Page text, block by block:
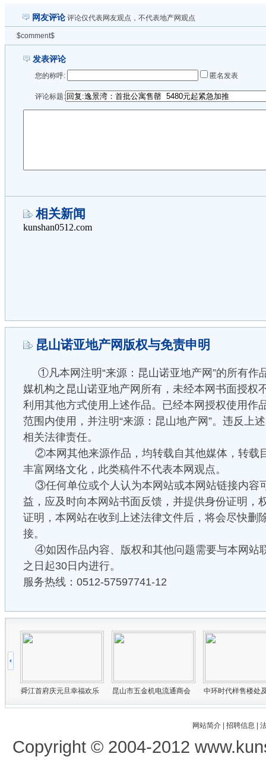
网友评论 评论仅代表网友观点，不代表地产网观点
$comment$
发表评论
您的称呼: 匿名发表
评论标题:
相关新闻
昆山诺亚地产网版权与免责申明
①凡本网注明“来源：昆山诺亚地产网”的所有作
媒机构之昆山诺亚地产网所有，未经本网书面授权
利用其他方式使用上述作品。已经本网授权使用作
范围内使用，并注明“来源：昆山地产网”。违反上
相关法律责任。
②本网其他来源作品，均转载自其他媒体，转载
丰富网络文化，此类稿件不代表本网观点。
③任何单位或个人认为本网站或本网站链接内容
益，应及时向本网站书面反馈，并提供身份证明，
证明，本网站在收到上述法律文件后，将会尽快删
接。
④如因作品内容、版权和其他问题需要与本网站
之日起30日内进行。
服务热线：0512-57597741-12
网站简介| 招聘信息
Copyright © 2004-2012